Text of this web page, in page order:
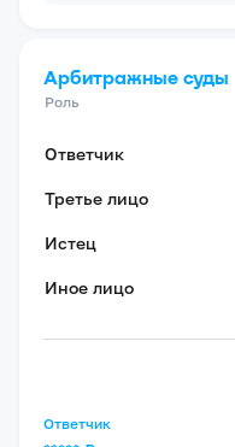
Арбитражные суды
Роль
Ответчик
Третье лицо
Истец
Иное лицо
Ответчик